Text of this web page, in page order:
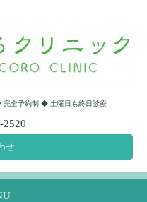
完全予約制 ◆ 土曜日も終日診療
2520
せ